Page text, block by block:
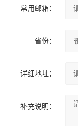
常用邮箱：
省份：
详细地址：
补充说明：